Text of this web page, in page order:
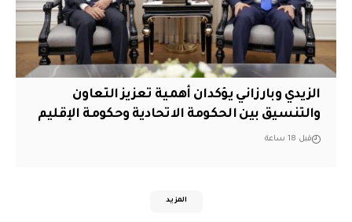
الزيدي وبارزاني يؤكدان أهمية تعزيز التعاون
والتنسيق بين الحكومة الاتحادية وحكومة الإقليم
قبل 18 ساعة
المزيد